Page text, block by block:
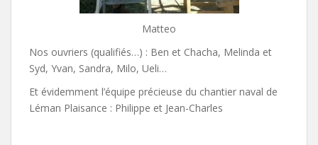
Matteo
Nos ouvriers (qualifiés…) : Ben et Chacha, Melinda et
Syd, Yvan, Sandra, Milo, Ueli…
Et évidemment l’équipe précieuse du chantier naval de
Léman Plaisance : Philippe et Jean-Charles